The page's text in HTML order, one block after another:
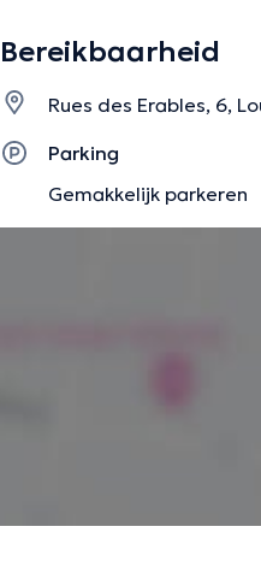
Bereikbaarheid
Rues des Erables, 6,
Parking
Gemakkelijk parkeren